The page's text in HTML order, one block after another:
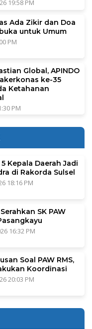
19:58 PM
Ada Zikir dan Doa
untuk Umum
PM
Global, APINDO
ke-35
Ketahanan
PM
Kepala Daerah Jadi
di Rakorda Sulsel
18:16 PM
SK PAW
16:32 PM
Soal PAW RMS,
Koordinasi
20:03 PM